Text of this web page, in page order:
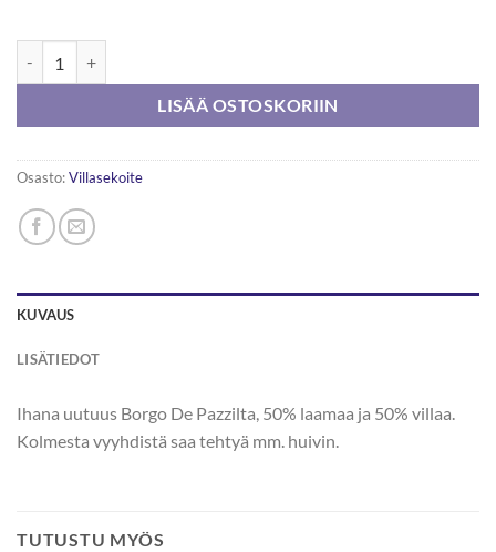
LISÄÄ OSTOSKORIIN
Osasto:Villasekoite
KUVAUS
LISÄTIEDOT
Ihana uutuus Borgo De Pazzilta, 50% laamaa ja 50% villaa.
Kolmesta vyyhdistä saa tehtyä mm. huivin.
TUTUSTU MYÖS